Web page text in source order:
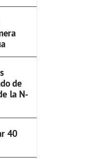
de
la N-
40